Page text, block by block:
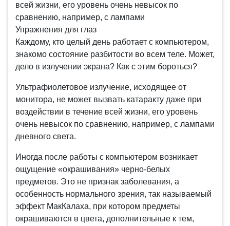
всей жизни, его уровень очень невысок по
сравнению, например, с лампами
Упражнения для глаз
Каждому, кто целый день работает с компьютером,
знакомо состояние разбитости во всем теле. Может,
дело в излучении экрана? Как с этим бороться?
Ультрафиолетовое излучение, исходящее от
монитора, не может вызвать катаракту даже при
воздействии в течение всей жизни, его уровень
очень невысок по сравнению, например, с лампами
дневного света.
Иногда после работы с компьютером возникает
ощущение «окрашивания» черно-белых
предметов. Это не признак заболевания, а
особенность нормального зрения, так называемый
эффект МакКалаха, при котором предметы
окрашиваются в цвета, дополнительные к тем,